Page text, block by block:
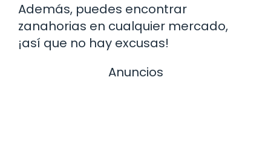
Además, puedes encontrar
zanahorias en cualquier mercado,
¡así que no hay excusas!
Anuncios